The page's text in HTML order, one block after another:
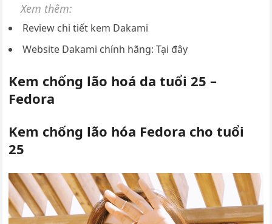
Xem thêm:
Review chi tiết kem Dakami
Website Dakami chính hãng: Tại đây
Kem chống lão hoá da tuổi 25 –
Fedora
Kem chống lão hóa Fedora cho tuổi
25